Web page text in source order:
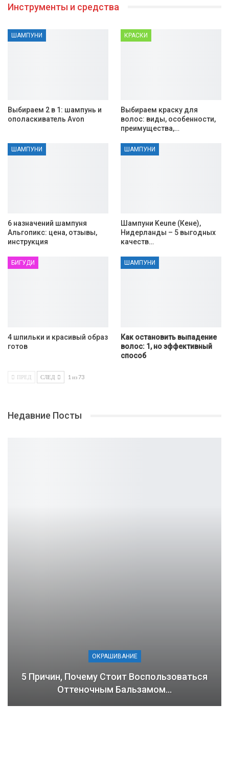
Инструменты и средства
ШАМПУНИ
Выбираем 2 в 1: шампунь и
ополаскиватель Avon
КРАСКИ
Выбираем краску для
волос: виды, особенности,
преимущества,…
ШАМПУНИ
6 назначений шампуня
Альгопикс: цена, отзывы,
инструкция
ШАМПУНИ
Шампуни Keune (Кене),
Нидерланды – 5 выгодных
качеств…
БИГУДИ
4 шпильки и красивый образ
готов
ШАМПУНИ
Как остановить выпадение
волос: 1, но эффективный
способ
ПРЕД СЛЕД 1 из 73
Недавние Посты
ОКРАШИВАНИЕ
5 Причин, Почему Стоит Воспользоваться
Оттеночным Бальзамом…